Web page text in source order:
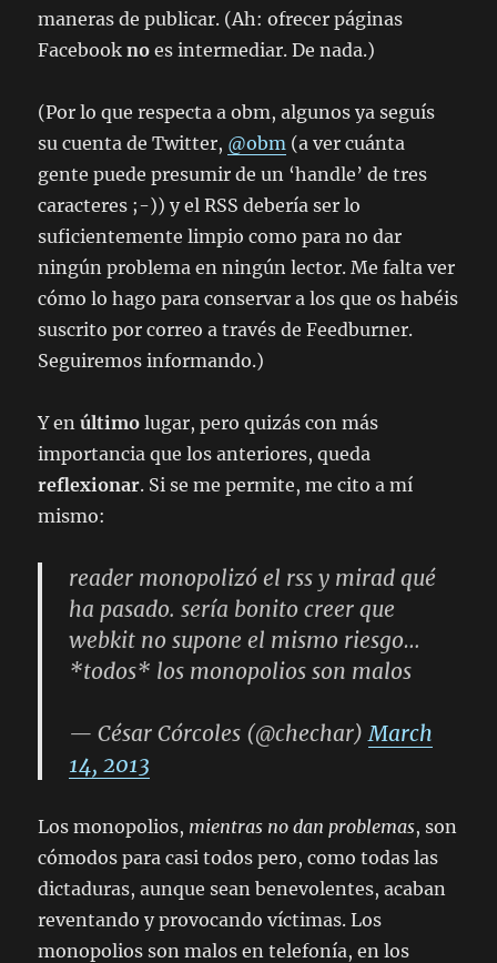
maneras de publicar. (Ah: ofrecer páginas
Facebookno es intermediar. De nada.)
(Por lo que respecta a obm, algunos ya seguís
su cuenta de Twitter, @obm (a ver cuánta
gente puede presumir de un ‘handle’ de tres
caracteres ;-)) y el RSS debería ser lo
suficientemente limpio como para no dar
ningún problema en ningún lector. Me falta ver
cómo lo hago para conservar a los que os habéis
suscrito por correo a través de Feedburner.
Seguiremos informando.)
Y enúltimo lugar, pero quizás con más
importancia que los anteriores, queda
reflexionar. Si se me permite, me cito a mí
mismo:
reader monopolizó el rss y mirad qué
ha pasado. sería bonito creer que
webkit no supone el mismo riesgo…
*todos* los monopolios son malos
— César Córcoles (@chechar) March
14, 2013
Los monopolios, mientras no dan problemas, son
cómodos para casi todos pero, como todas las
dictaduras, aunque sean benevolentes, acaban
reventando y provocando víctimas. Los
monopolios son malos en telefonía, en los